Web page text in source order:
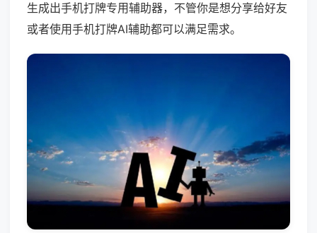
生成出手机打牌专用辅助器，不管你是想分享给好友
或者使用手机打牌AI辅助都可以满足需求。